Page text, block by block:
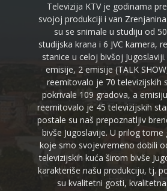
Televizija KTV je godinama
svojoj produkciji i van
su se snimale u studiju od
studijska krana i 6 JVC kamera,
stanice u celoj bivšoj
emisije, 2 emisije (TALK
reemitovalo je 70 televizijskih
pokrivale 109 gradova, a
reemitovalo je 45 televizijskih
postale su naš prepoznatljiv
bivše Jugoslavije. U prilog
koje smo svojevremeno dobili
televizijskih kuća širom bivše
karakteriše našu produkciju, tj.
su kvalitetni gosti,